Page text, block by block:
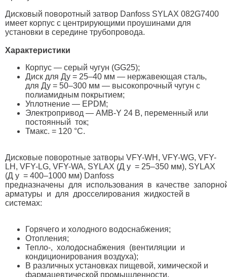
Дисковый поворотный затвор Danfoss SYLAX 082G7400
имеет корпус с центрирующими проушинами для
установки в середине трубопровода.
Характеристики
Корпус — серый чугун (GG25);
Диск для Ду = 25–40 мм — нержавеющая сталь,
для Ду = 50–300 мм — высокопрочный чугун с
полиамидным покрытием;
Уплотнение — EPDM;
Электропривод — AMB-Y 24 В, переменный или
постоянный ток;
Тмакс. = 120 °С.
Дисковые поворотные затворы VFY-WH, VFY-WG, VFY-
LH, VFY-LG, VFY-WA, SYLAX (Д у = 25–350 мм), SYLAX
(Д у = 400–1000 мм) Danfoss
предназначены для использования в качестве
арматуры и для дросселирования жидкостей в
системах:
Горячего и холодного водоснабжения;
Отопления;
Тепло-, холодоснабжения (вентиляции и
кондиционирования воздуха);
В различных установках пищевой, химической и
фармацевтической промышленности.